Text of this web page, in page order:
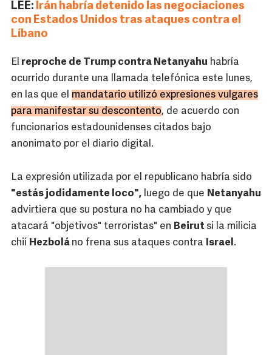
LEE: Irán habría detenido las negociaciones
con Estados Unidos tras ataques contra el
Líbano
El reproche de Trump contra Netanyahu habría
ocurrido durante una llamada telefónica este lunes,
en las que el mandatario utilizó expresiones vulgares
para manifestar su descontento, de acuerdo con
funcionarios estadounidenses citados bajo
anonimato por el diario digital.
La expresión utilizada por el republicano habría sido
"estás jodidamente loco", luego de que Netanyahu
advirtiera que su postura no ha cambiado y que
atacará "objetivos" terroristas" en Beirutsi la milicia
chií Hezbolá no frena sus ataques contra Israel.